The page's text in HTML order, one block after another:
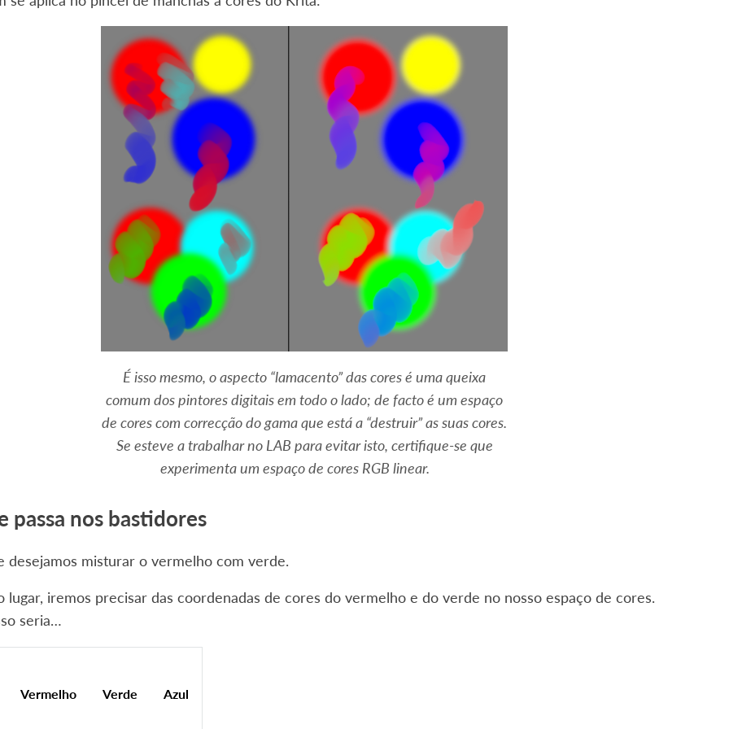
É isso mesmo, o aspecto “lamacento” das cores é uma queixa
comum dos pintores digitais em todo o lado; de facto é um espaço
de cores com correcção do gama que está a “destruir” as suas cores.
Se esteve a trabalhar no LAB para evitar isto, certifique-se que
experimenta um espaço de cores RGB linear.
passa nos bastidores
desejamos misturar o vermelho com verde.
lugar, iremos precisar das coordenadas de cores do vermelho e do verde no nosso espaço de cores.
seria…
Vermelho Verde Azul